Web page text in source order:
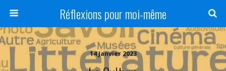
Réflexions pour moi-même
14 Janvier 2023